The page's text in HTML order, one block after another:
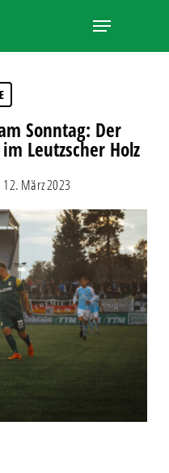
Menu
Sonntag: Der
Leutzscher Holz
12. März 2023
Close